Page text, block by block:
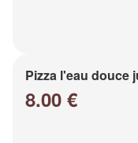
Pizza l'eau douce
8.00 €